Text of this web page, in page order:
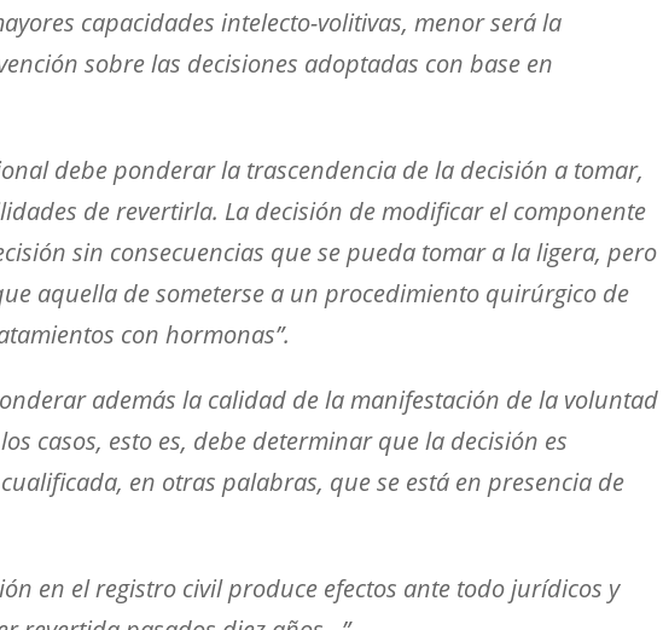
capacidades intelecto-volitivas, menor será la
sobre las decisiones adoptadas con base en
debe ponderar la trascendencia de la decisión a tomar,
de revertirla. La decisión de modificar el componente
sin consecuencias que se pueda tomar a la ligera, pero
aquella de someterse a un procedimiento quirúrgico de
con hormonas”.
además la calidad de la manifestación de la voluntad
casos, esto es, debe determinar que la decisión es
en otras palabras, que se está en presencia de
en el registro civil produce efectos ante todo jurídicos y